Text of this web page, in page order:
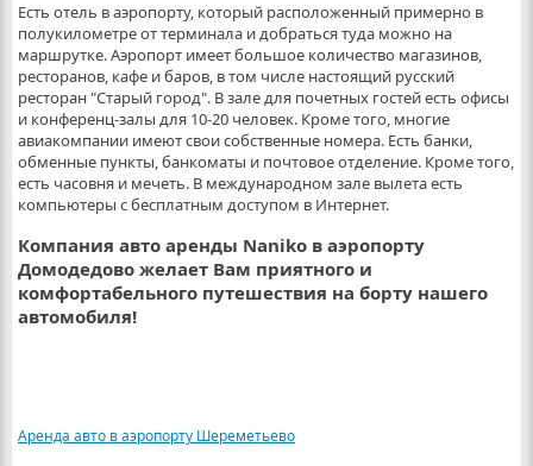
Есть отель в аэропорту, который расположенный примерно в
полукилометре от терминала и добраться туда можно на
маршрутке. Аэропорт имеет большое количество магазинов,
ресторанов, кафе и баров, в том числе настоящий русский
ресторан "Старый город". В зале для почетных гостей есть офисы
и конференц-залы для 10-20 человек. Кроме того, многие
авиакомпании имеют свои собственные номера. Есть банки,
обменные пункты, банкоматы и почтовое отделение. Кроме того,
есть часовня и мечеть. В международном зале вылета есть
компьютеры с бесплатным доступом в Интернет.
Компания авто аренды Naniko в аэропорту
Домодедово желает Вам приятного и
комфортабельного путешествия на борту нашего
автомобиля!
Аренда авто в аэропорту Шереметьево